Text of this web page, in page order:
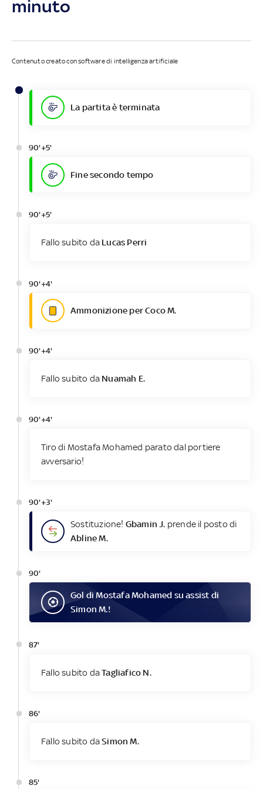
minuto
Contenuto creato con software di intelligenza artificiale
La partita è terminata
90'+5'
Fine secondo tempo
90'+5'
Fallo subito da Lucas Perri
90'+4'
Ammonizione per Coco M.
90'+4'
Fallo subito da Nuamah E.
90'+4'
Tiro di Mostafa Mohamed parato dal portiere
avversario!
90'+3'
Sostituzione! Gbamin J. prende il posto di
Abline M.
90'
Gol diMostafa Mohamed su assist di
Simon M.!
87'
Fallo subito daTagliafico N.
86'
Fallo subito daSimon M.
85'